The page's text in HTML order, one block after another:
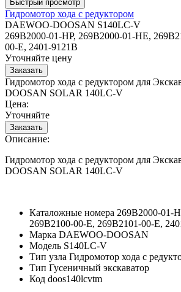
Гидромотор хода с редуктором
DAEWOO-DOOSAN S140LC-V
269B2000-01-HP, 269B2000-01-HE,
00-E, 2401-9121B
Уточняйте цену
Гидромотор хода с редуктором для
DOOSAN SOLAR 140LC-V
Цена:
Уточняйте
Описание:
Гидромотор хода с редуктором для
DOOSAN SOLAR 140LC-V
Каталожные номера 269B2000-01-
269B2100-00-E, 269B2101-00-E,
Марка DAEWOO-DOOSAN
Модель S140LC-V
Тип узла Гидромотор хода с
Тип Гусеничный экскаватор
Код doos140lcvtm